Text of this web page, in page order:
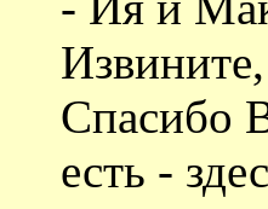
Спасибо
есть -